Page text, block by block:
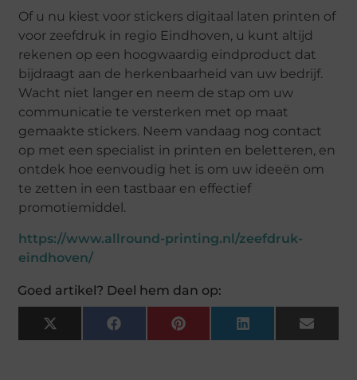
Of u nu kiest voor stickers digitaal laten printen of
voor zeefdruk in regio Eindhoven, u kunt altijd
rekenen op een hoogwaardig eindproduct dat
bijdraagt aan de herkenbaarheid van uw bedrijf.
Wacht niet langer en neem de stap om uw
communicatie te versterken met op maat
gemaakte stickers. Neem vandaag nog contact
op met een specialist in printen en beletteren, en
ontdek hoe eenvoudig het is om uw ideeën om
te zetten in een tastbaar en effectief
promotiemiddel.
https://www.allround-printing.nl/zeefdruk-
eindhoven/
Goed artikel? Deel hem dan op:
X
(Twitter)
FacebookPinterestLinkedInEmail